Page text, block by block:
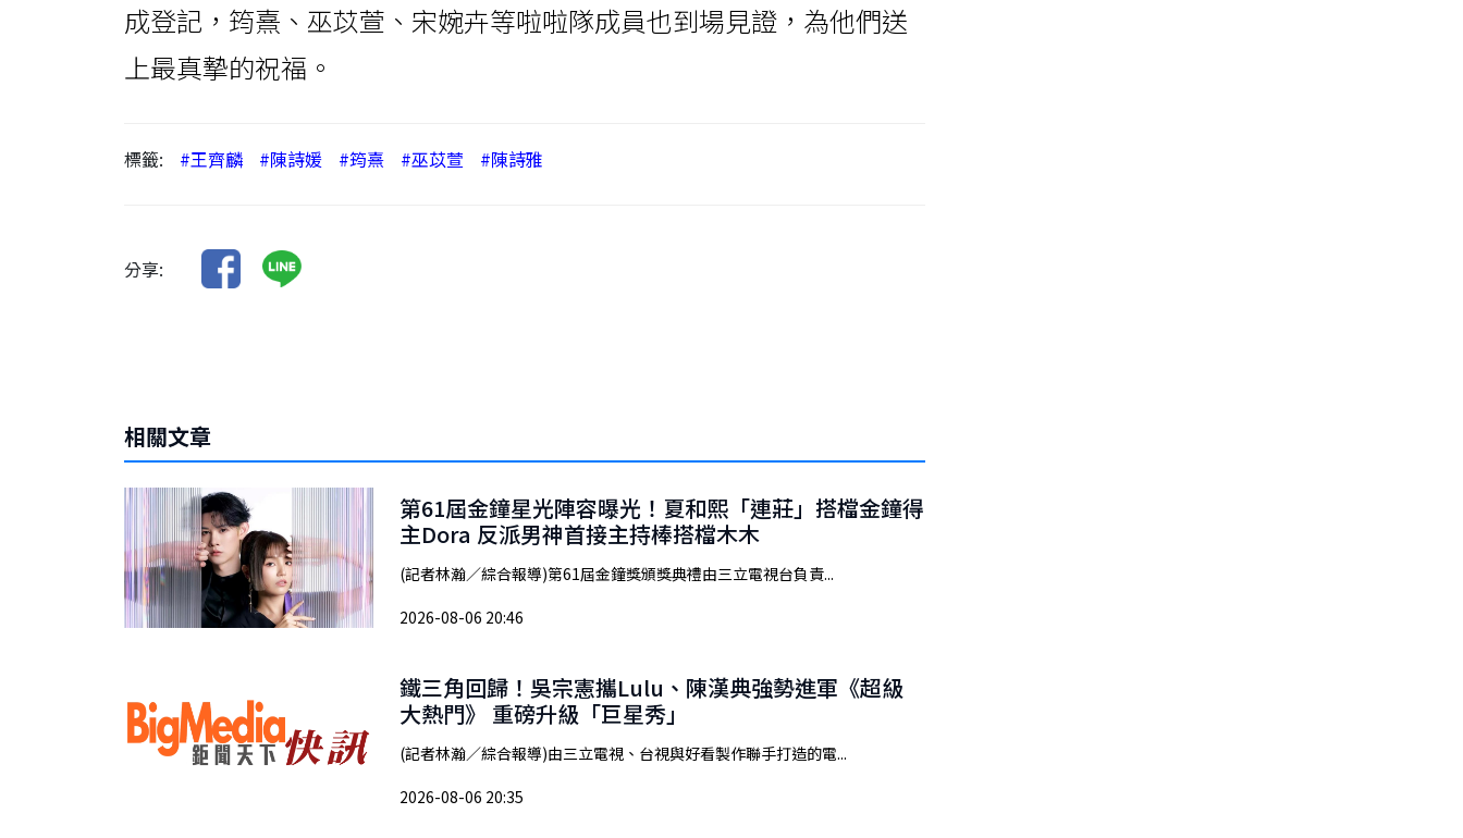
成登記，筠熹、巫苡萱、宋婉卉等啦啦隊成員也到場見證，為他們送
上最真摯的祝福。
標籤: #王齊麟 #陳詩媛 #筠熹 #巫苡萱 #陳詩雅
分享:
相關文章
第61屆金鐘星光陣容曝光！夏和熙「連莊」搭檔金鐘得
主Dora 反派男神首接主持棒搭檔木木
(記者林瀚／綜合報導)第61屆金鐘獎頒獎典禮由三立電視台負責...
2026-08-06 20:46
鐵三角回歸！吳宗憲攜Lulu、陳漢典強勢進軍《超級
大熱門》 重磅升級「巨星秀」
(記者林瀚／綜合報導)由三立電視、台視與好看製作聯手打造的電...
2026-08-06 20:35